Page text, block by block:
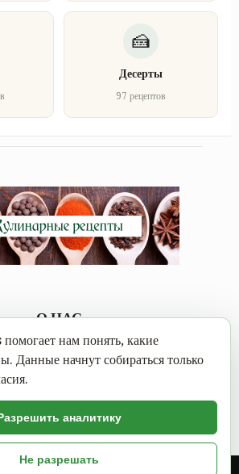
Десерты
97 рецептов
О НАС
научиться вкусно готовить, а в
это можно сделать не выходя из дома.
выбрать вкусное блюдо и следовать
инструкции с фото.
нам понять, какие
Данные начнут собираться только
аналитику
Не разрешать